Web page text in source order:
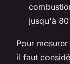
jusqu'à
Pour
il faut